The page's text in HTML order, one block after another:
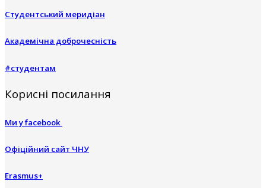
Студентський меридіан
Академічна доброчесність
#студентам
Корисні посилання
Ми у facebook
Офіційний сайт ЧНУ
Erasmus+